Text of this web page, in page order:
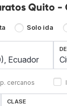
Quito -
Solo ida
cercanos
CLASE